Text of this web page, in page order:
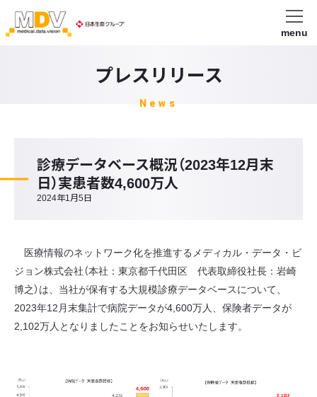
menu
プレスリリース
News
診療データベース概況（2023年12月末
日）実患者数4,600万人
2024年1月5日
医療情報のネットワーク化を推進するメディカル・データ・ビ
ジョン株式会社（本社：東京都千代田区 代表取締役社長：岩崎
博之）は、当社が保有する大規模診療データベースについて、
2023年12月末集計で病院データが4,600万人、保険者データが
2,102万人となりましたことをお知らせいたします。